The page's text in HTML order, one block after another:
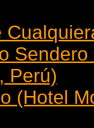
Perú)
(Hotel